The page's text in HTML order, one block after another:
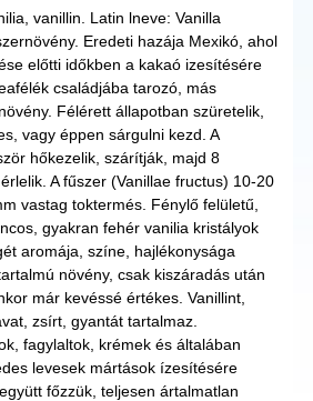
vanillin. Latin lneve: Vanilla
Eredeti hazája Mexikó, ahol
előtti időkben a kakaó izesítésére
családjába tarozó, más
Félérett állapotban szüretelik,
vagy éppen sárgulni kezd. A
hőkezelik, szárítják, majd 8
A fűszer (Vanillae fructus) 10-20
vastag toktermés. Fénylő felületű,
gyakran fehér vanilia kristályok
aromája, színe, hajlékonysága
növény, csak kiszáradás után
már kevéssé értékes. Vanillint,
zsírt, gyantát tartalmaz.
fagylaltok, krémek és általában
levesek mártások ízesítésére
főzzük, teljesen ártalmatlan